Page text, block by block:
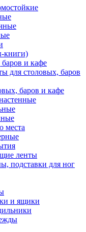
книги)
и кафе
для столовых, баров
баров и кафе
места
ленты
подставки для ног
и ящики